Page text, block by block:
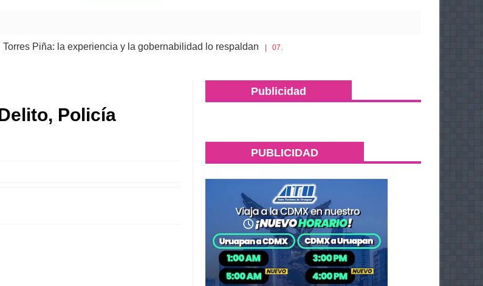
Piña: la experiencia y la gobernabilidad lo respaldan| 07 Ago 2026
Policía
Publicidad
PUBLICIDAD